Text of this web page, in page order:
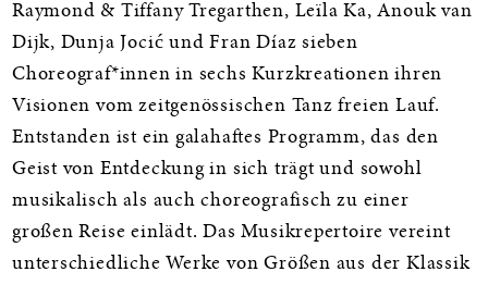
Raymond & Tiffany Tregarthen, Leïla Ka, Anouk van
Dijk, Dunja Jocić und Fran Díaz sieben
Choreograf*innen in sechs Kurzkreationen ihren
Visionen vom zeitgenössischen Tanz freien Lauf.
Entstanden ist ein galahaftes Programm, das den
Geist von Entdeckung in sich trägt und sowohl
musikalisch als auch choreografisch zu einer
großen Reise einlädt. Das Musikrepertoire vereint
unterschiedliche Werke von Größen aus der Klassik